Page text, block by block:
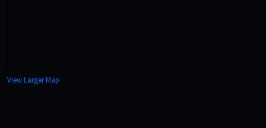
View Larger Map